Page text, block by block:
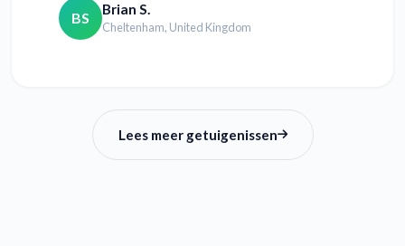
BS Brian S.
Cheltenham, United Kingdom
Lees meer getuigenissen